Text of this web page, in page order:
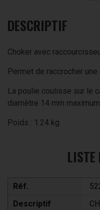
DESCRIPTIF
Choker avec
Permet de raccrocher
La poulie coulisse sur le
diamètre 14 mm maximum.
Poids : 1.24 kg
LISTE
Réf.
Descriptif